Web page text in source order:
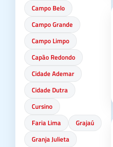
Campo Belo
Campo Grande
Campo Limpo
Capão Redondo
Cidade Ademar
Cidade Dutra
Cursino
Faria Lima
Grajaú
Granja Julieta